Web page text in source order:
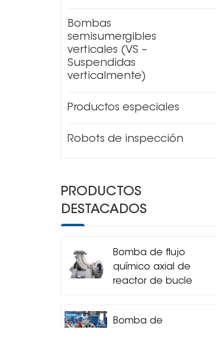
Bombas
semisumergibles
verticales (VS –
Suspendidas
verticalmente)
Productos especiales
Robots de inspección
PRODUCTOS
DESTACADOS
Bomba de flujo
químico axial de
reactor de bucle
Bomba de